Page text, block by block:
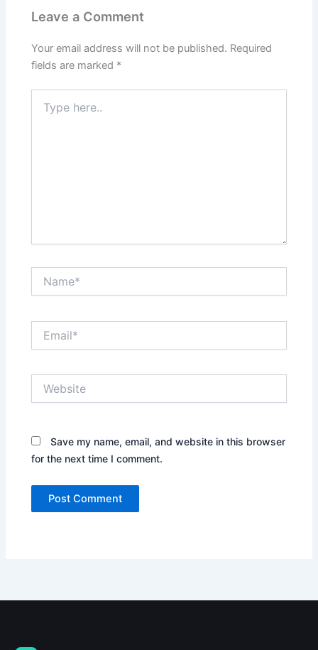
Leave a Comment
Your email address will not be published. Required
fields are marked *
here..
Save my name, email, and website in this browser
for the next time I comment.